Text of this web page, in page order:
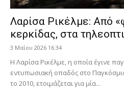
Λαρίσα Ρικέλμε: Από
κερκίδας, στα
3 Μαΐου 2026 16:34
Η Λαρίσα Ρικέλμε, η οποία έγινε
εντυπωσιακή οπαδός στο
το 2010, ετοιμάζεται για μία...